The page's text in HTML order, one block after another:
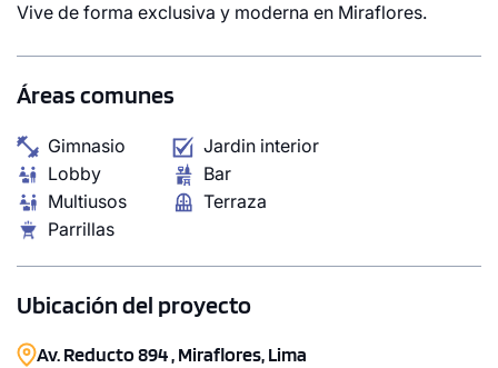
Vive de forma exclusiva y moderna en Miraflores.
Áreas comunes
Gimnasio
Jardin interior
Lobby
Bar
Multiusos
Terraza
Parrillas
Ubicación del proyecto
Av. Reducto 894 , Miraflores, Lima